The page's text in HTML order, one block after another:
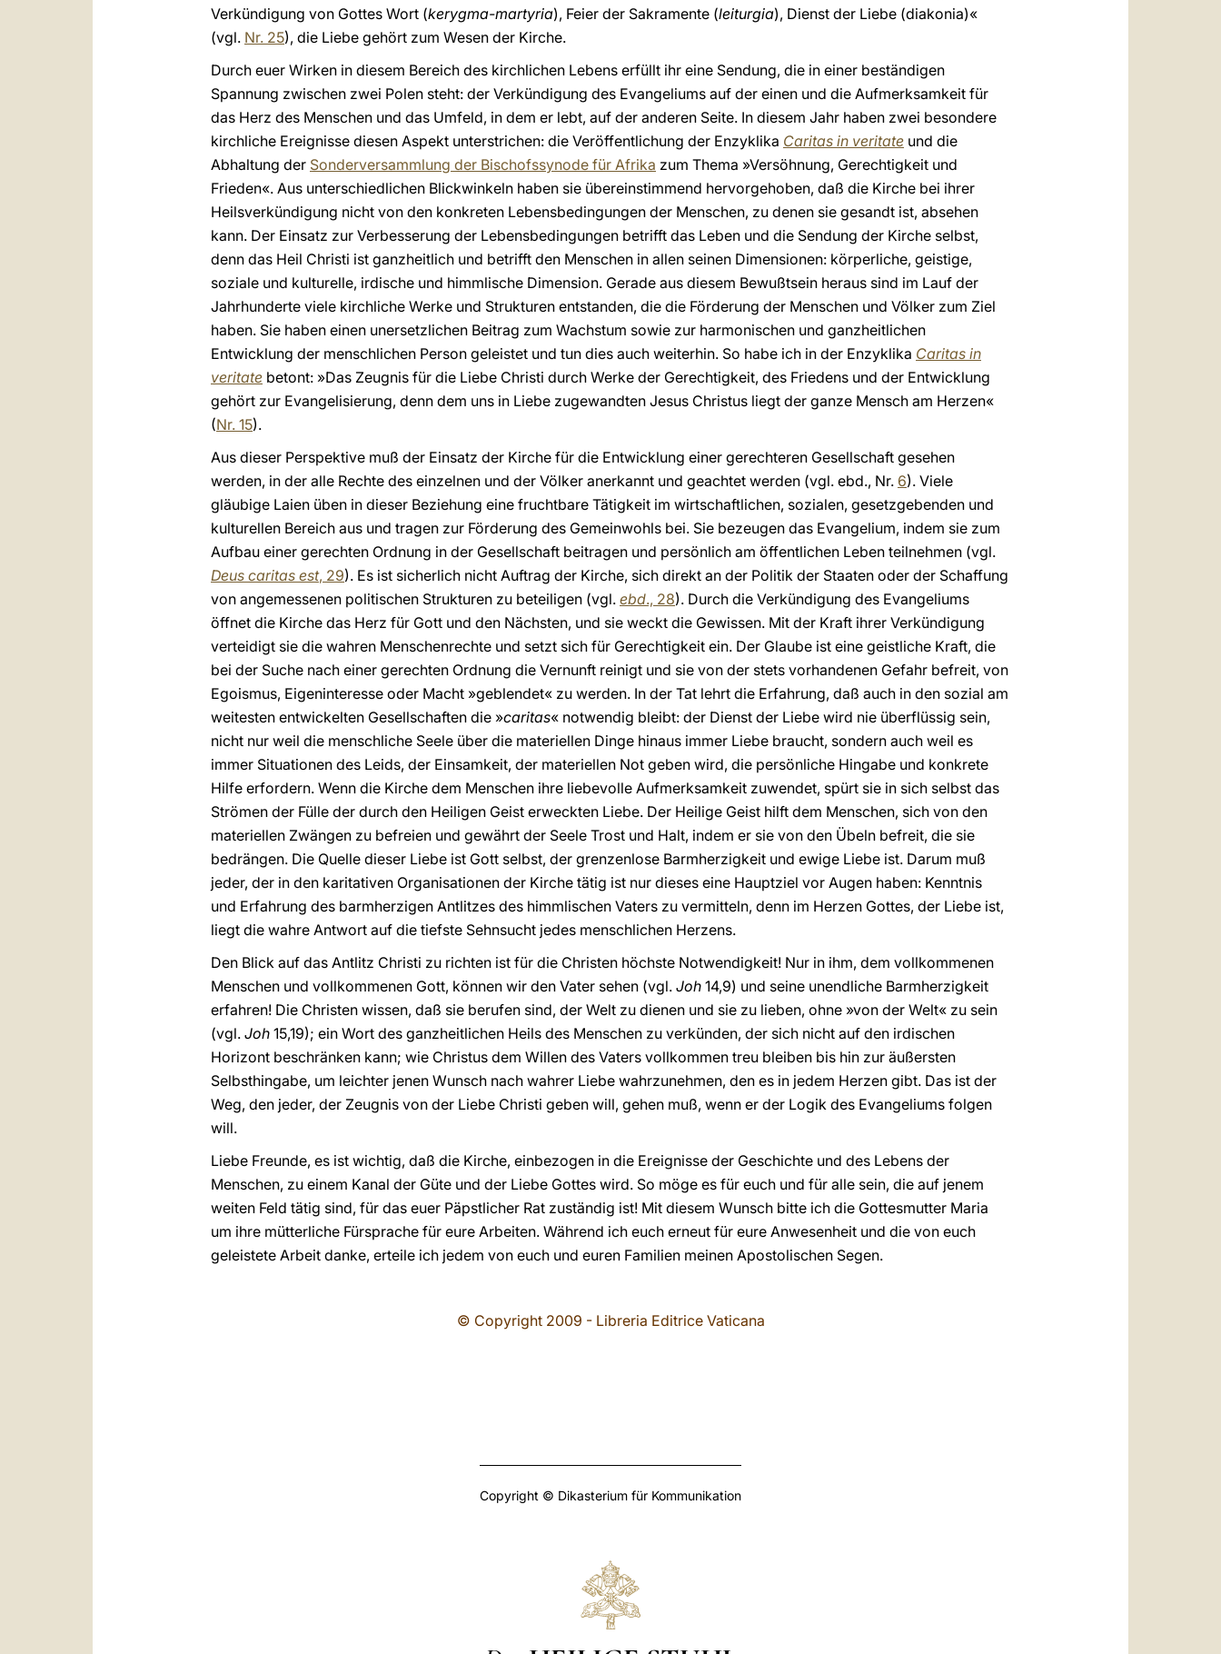
Verkündigung von Gottes Wort (kerygma-martyria), Feier der Sakramente (leiturgia), Dienst der Liebe (diakonia)«
(vgl. Nr. 25), die Liebe gehört zum Wesen der Kirche.
Durch euer Wirken in diesem Bereich des kirchlichen Lebens erfüllt ihr eine Sendung, die in einer beständigen
Spannung zwischen zwei Polen steht: der Verkündigung des Evangeliums auf der einen und die Aufmerksamkeit für
das Herz des Menschen und das Umfeld, in dem er lebt, auf der anderen Seite. In diesem Jahr haben zwei besondere
kirchliche Ereignisse diesen Aspekt unterstrichen: die Veröffentlichung der Enzyklika Caritas in veritate und die
Abhaltung der Sonderversammlung der Bischofssynode für Afrika zum Thema »Versöhnung, Gerechtigkeit und
Frieden«. Aus unterschiedlichen Blickwinkeln haben sie übereinstimmend hervorgehoben, daß die Kirche bei ihrer
Heilsverkündigung nicht von den konkreten Lebensbedingungen der Menschen, zu denen sie gesandt ist, absehen
kann. Der Einsatz zur Verbesserung der Lebensbedingungen betrifft das Leben und die Sendung der Kirche selbst,
denn das Heil Christi ist ganzheitlich und betrifft den Menschen in allen seinen Dimensionen: körperliche, geistige,
soziale und kulturelle, irdische und himmlische Dimension. Gerade aus diesem Bewußtsein heraus sind im Lauf der
Jahrhunderte viele kirchliche Werke und Strukturen entstanden, die die Förderung der Menschen und Völker zum Ziel
haben. Sie haben einen unersetzlichen Beitrag zum Wachstum sowie zur harmonischen und ganzheitlichen
Entwicklung der menschlichen Person geleistet und tun dies auch weiterhin. So habe ich in der Enzyklika Caritas in
veritate betont: »Das Zeugnis für die Liebe Christi durch Werke der Gerechtigkeit, des Friedens und der Entwicklung
gehört zur Evangelisierung, denn dem uns in Liebe zugewandten Jesus Christus liegt der ganze Mensch am Herzen«
(Nr. 15).
Aus dieser Perspektive muß der Einsatz der Kirche für die Entwicklung einer gerechteren Gesellschaft gesehen
werden, in der alle Rechte des einzelnen und der Völker anerkannt und geachtet werden (vgl. ebd., Nr. 6). Viele
gläubige Laien üben in dieser Beziehung eine fruchtbare Tätigkeit im wirtschaftlichen, sozialen, gesetzgebenden und
kulturellen Bereich aus und tragen zur Förderung des Gemeinwohls bei. Sie bezeugen das Evangelium, indem sie zum
Aufbau einer gerechten Ordnung in der Gesellschaft beitragen und persönlich am öffentlichen Leben teilnehmen (vgl.
Deus caritas est, 29). Es ist sicherlich nicht Auftrag der Kirche, sich direkt an der Politik der Staaten oder der Schaffung
von angemessenen politischen Strukturen zu beteiligen (vgl. ebd., 28). Durch die Verkündigung des Evangeliums
öffnet die Kirche das Herz für Gott und den Nächsten, und sie weckt die Gewissen. Mit der Kraft ihrer Verkündigung
verteidigt sie die wahren Menschenrechte und setzt sich für Gerechtigkeit ein. Der Glaube ist eine geistliche Kraft, die
bei der Suche nach einer gerechten Ordnung die Vernunft reinigt und sie von der stets vorhandenen Gefahr befreit, von
Egoismus, Eigeninteresse oder Macht »geblendet« zu werden. In der Tat lehrt die Erfahrung, daß auch in den sozial am
weitesten entwickelten Gesellschaften die »caritas« notwendig bleibt: der Dienst der Liebe wird nie überflüssig sein,
nicht nur weil die menschliche Seele über die materiellen Dinge hinaus immer Liebe braucht, sondern auch weil es
immer Situationen des Leids, der Einsamkeit, der materiellen Not geben wird, die persönliche Hingabe und konkrete
Hilfe erfordern. Wenn die Kirche dem Menschen ihre liebevolle Aufmerksamkeit zuwendet, spürt sie in sich selbst das
Strömen der Fülle der durch den Heiligen Geist erweckten Liebe. Der Heilige Geist hilft dem Menschen, sich von den
materiellen Zwängen zu befreien und gewährt der Seele Trost und Halt, indem er sie von den Übeln befreit, die sie
bedrängen. Die Quelle dieser Liebe ist Gott selbst, der grenzenlose Barmherzigkeit und ewige Liebe ist. Darum muß
jeder, der in den karitativen Organisationen der Kirche tätig ist nur dieses eine Hauptziel vor Augen haben: Kenntnis
und Erfahrung des barmherzigen Antlitzes des himmlischen Vaters zu vermitteln, denn im Herzen Gottes, der Liebe ist,
liegt die wahre Antwort auf die tiefste Sehnsucht jedes menschlichen Herzens.
Den Blick auf das Antlitz Christi zu richten ist für die Christen höchste Notwendigkeit! Nur in ihm, dem vollkommenen
Menschen und vollkommenen Gott, können wir den Vater sehen (vgl. Joh 14,9) und seine unendliche Barmherzigkeit
erfahren! Die Christen wissen, daß sie berufen sind, der Welt zu dienen und sie zu lieben, ohne »von der Welt« zu sein
(vgl. Joh 15,19); ein Wort des ganzheitlichen Heils des Menschen zu verkünden, der sich nicht auf den irdischen
Horizont beschränken kann; wie Christus dem Willen des Vaters vollkommen treu bleiben bis hin zur äußersten
Selbsthingabe, um leichter jenen Wunsch nach wahrer Liebe wahrzunehmen, den es in jedem Herzen gibt. Das ist der
Weg, den jeder, der Zeugnis von der Liebe Christi geben will, gehen muß, wenn er der Logik des Evangeliums folgen
will.
Liebe Freunde, es ist wichtig, daß die Kirche, einbezogen in die Ereignisse der Geschichte und des Lebens der
Menschen, zu einem Kanal der Güte und der Liebe Gottes wird. So möge es für euch und für alle sein, die auf jenem
weiten Feld tätig sind, für das euer Päpstlicher Rat zuständig ist! Mit diesem Wunsch bitte ich die Gottesmutter Maria
um ihre mütterliche Fürsprache für eure Arbeiten. Während ich euch erneut für eure Anwesenheit und die von euch
geleistete Arbeit danke, erteile ich jedem von euch und euren Familien meinen Apostolischen Segen.
© Copyright 2009 - Libreria Editrice Vaticana
Copyright © Dikasterium für Kommunikation